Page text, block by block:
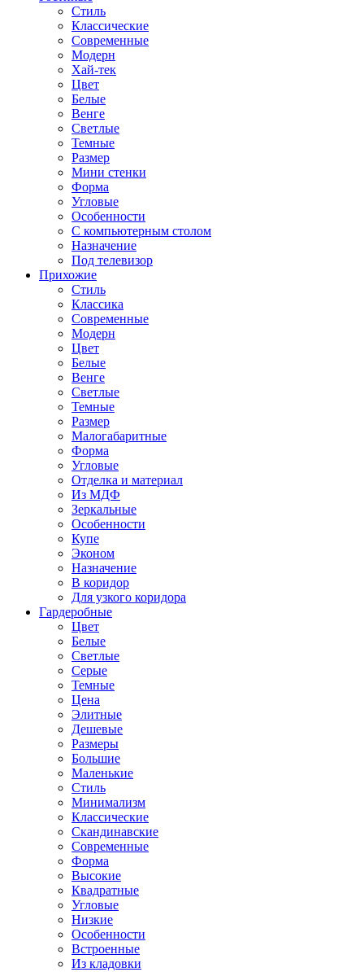
Стиль
Классические
Современные
Модерн
Хай-тек
Цвет
Белые
Венге
Светлые
Темные
Размер
Мини стенки
Форма
Угловые
Особенности
С компьютерным столом
Назначение
Под телевизор
Прихожие
Стиль
Классика
Современные
Модерн
Цвет
Белые
Венге
Светлые
Темные
Размер
Малогабаритные
Форма
Угловые
Отделка и материал
Из МДФ
Зеркальные
Особенности
Купе
Эконом
Назначение
В коридор
Для узкого коридора
Гардеробные
Цвет
Белые
Светлые
Серые
Темные
Цена
Элитные
Дешевые
Размеры
Большие
Маленькие
Стиль
Минимализм
Классические
Скандинавские
Современные
Форма
Высокие
Квадратные
Угловые
Низкие
Особенности
Встроенные
Из кладовки